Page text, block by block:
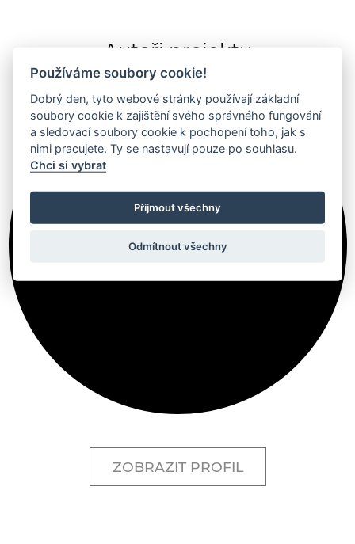
Autoři projektu
ZOBRAZIT PROFIL
Používáme soubory cookie!
Dobrý den, tyto webové stránky používají základní
soubory cookie k zajištění svého správného fungování
a sledovací soubory cookie k pochopení toho, jak s
nimi pracujete. Ty se nastavují pouze po souhlasu.
Chci si vybrat
Přijmout všechny
Odmítnout všechny